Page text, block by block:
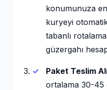
konumunuza
kuryeyi
tabanlı
güzergahı
Paket Teslim
ortalama 30-45